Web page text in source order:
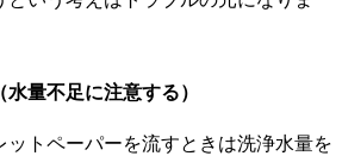
量不足に注意する）
ットペーパーを流すときは洗浄水量を